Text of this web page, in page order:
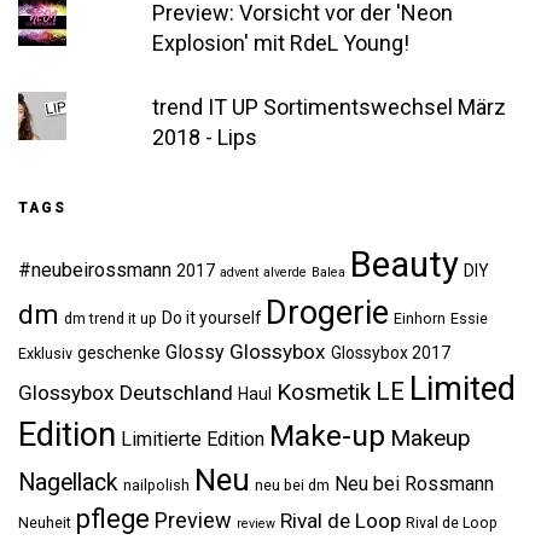
Preview: Vorsicht vor der 'Neon
Explosion' mit RdeL Young!
trend IT UP Sortimentswechsel März
2018 - Lips
TAGS
#neubeirossmann 2017 advent alverde Balea Beauty DIY
dm dm trend it up Do it yourself Drogerie Einhorn Essie
Exklusiv geschenke Glossy Glossybox Glossybox 2017
Glossybox Deutschland Haul Kosmetik LE Limited
Edition Limitierte Edition Make-up Makeup
Nagellack nailpolish Neu neu bei dm Neu bei Rossmann
Neuheit pflege Preview review Rival de Loop Rival de Loop